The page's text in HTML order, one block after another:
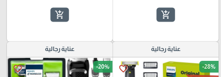
add_shopping_cart
add_shopping_cart
عناية رجالية
favorite_border -28%
عناية رجالية
favorite_border -20%